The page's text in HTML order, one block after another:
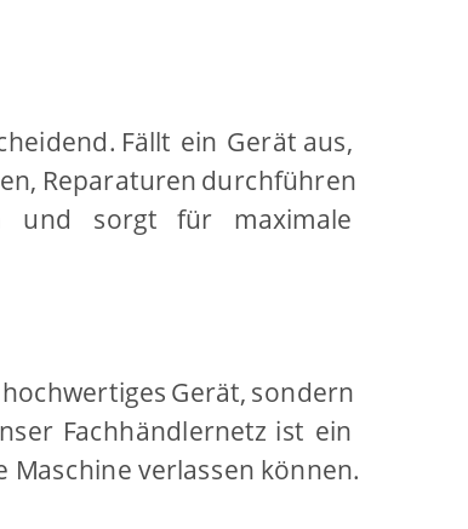
Fällt ein Gerät aus,
Reparaturen durchführen
und sorgt für maximale
hochwertiges Gerät, sondern
Fachhändlernetz ist ein
verlassen können.